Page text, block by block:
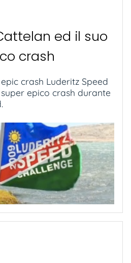
ed il suo
crash
crash Luderitz Speed
epico crash durante